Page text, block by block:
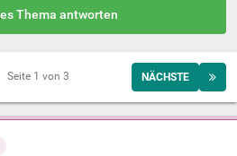
Thema antworten
NÄCHSTE
Seite 1 von 3